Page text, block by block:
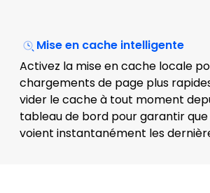
Mise en cache intelligente
Activez la mise en cache locale
chargements de page plus
vider le cache à tout moment
tableau de bord pour garantir que
voient instantanément les